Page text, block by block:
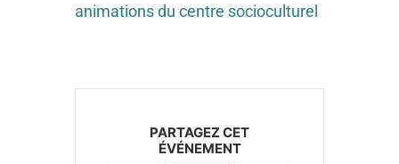
animations du centre socioculturel
PARTAGEZ CET
ÉVÉNEMENT